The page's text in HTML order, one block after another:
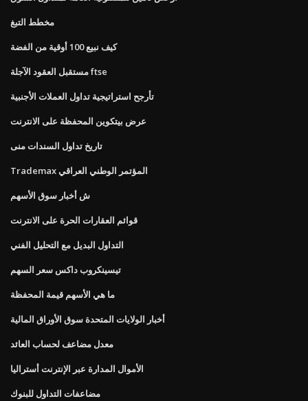
مخطط التبغ
كيف نبيع 100 أوقية من الفضة
مستقبل العقود الآجلة ftse
تأرجح استراتيجية تداول العملات الأجنبية
عرض بيتكوين المحفظة على الانترنت
تاريخ تداول السندات منى
Trademax المؤتمر الوطني العراقي
ش أخبار سوق الأسهم
قوائم العقارات الحرة على الانترنت
التداول البديل مع التحليل الفني
تيسينكروب داكس سعر السهم
ما هي الأسهم قيمة المحفظة
أخبار الولايات المتحدة سوق الأوراق المالية
معدل مضاعف لحساب العائد
الأموال المدارة عبر الإنترنت أستراليا
مضاعفات التداول للبنوك